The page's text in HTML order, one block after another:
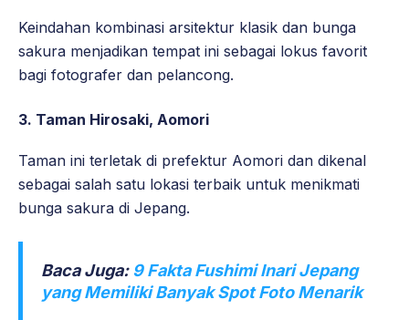
Keindahan kombinasi arsitektur klasik dan bunga
sakura menjadikan tempat ini sebagai lokus favorit
bagi fotografer dan pelancong.
3. Taman Hirosaki, Aomori
Taman ini terletak di prefektur Aomori dan dikenal
sebagai salah satu lokasi terbaik untuk menikmati
bunga sakura di Jepang.
Baca Juga: 9 Fakta Fushimi Inari Jepang
yang Memiliki Banyak Spot Foto Menarik